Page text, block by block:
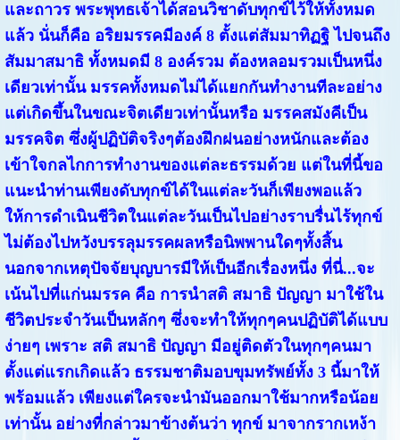
และถาวร พระพุทธเจ้าได้สอนวิชาดับทุกข์ไว้ให้ทั้งหมด
แล้ว นั่นก็คือ อริยมรรคมีองค์ 8 ตั้งแต่สัมมาทิฏฐิ ไปจนถึง
สัมมาสมาธิ ทั้งหมดมี 8 องค์รวม ต้องหลอมรวมเป็นหนึ่ง
เดียวเท่านั้น มรรคทั้งหมดไม่ได้แยกกันทำงานทีละอย่าง
แต่เกิดขึ้นในขณะจิตเดียวเท่านั้นหรือ มรรคสมังคีเป็น
มรรคจิต ซึ่งผู้ปฏิบัติจริงๆต้องฝึกฝนอย่างหนักและต้อง
เข้าใจกลไกการทำงานของแต่ละธรรมด้วย แต่ในที่นี้ขอ
แนะนำท่านเพียงดับทุกข์ได้ในแต่ละวันก็เพียงพอแล้ว
ให้การดำเนินชีวิตในแต่ละวันเป็นไปอย่างราบรื่นไร้ทุกข์
ไม่ต้องไปหวังบรรลุมรรคผลหรือนิพพานใดๆทั้งสิ้น
นอกจากเหตุปัจจัยบุญบารมีให้เป็นอีกเรื่องหนึ่ง ที่นี่...จะ
เน้นไปที่แก่นมรรค คือ การนำสติ สมาธิ ปัญญา มาใช้ใน
ชีวิตประจำวันเป็นหลักๆ ซึ่งจะทำให้ทุกๆคนปฏิบัติได้แบบ
ง่ายๆ เพราะ สติ สมาธิ ปัญญา มีอยู่ติดตัวในทุกๆคนมา
ตั้งแต่แรกเกิดแล้ว ธรรมชาติมอบขุมทรัพย์ทั้ง 3 นี้มาให้
พร้อมแล้ว เพียงแต่ใครจะนำมันออกมาใช้มากหรือน้อย
เท่านั้น อย่างที่กล่าวมาข้างต้นว่า ทุกข์ มาจากรากเหง้า